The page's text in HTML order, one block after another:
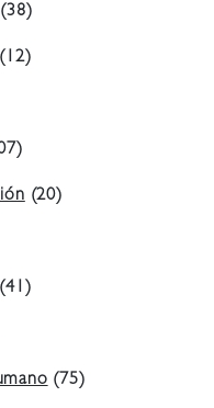
(38)
(12)
(20)
(41)
(75)